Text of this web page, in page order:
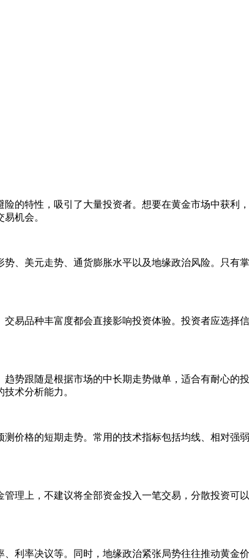
的特性，吸引了大量投资者。想要在黄金市场中获利
机会。
、美元走势、通货膨胀水平以及地缘政治风险。只有
易品种丰富度都会直接影响投资体验。投资者应选择
势跟随是根据市场的中长期走势做单，适合有耐心的
术分析能力。
价格的短期走势。常用的技术指标包括均线、相对强
理上，不建议将全部资金投入一笔交易，分散投资可
利率决议等。同时，地缘政治紧张局势往往推动黄金